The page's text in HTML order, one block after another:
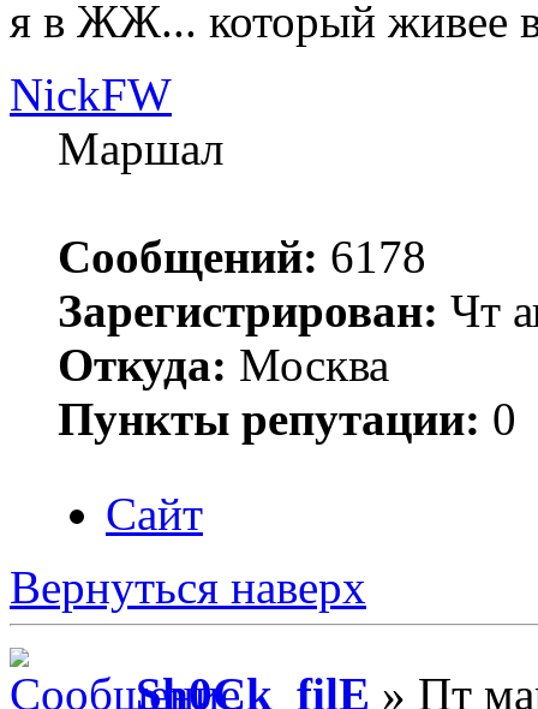
я в ЖЖ... который живее
NickFW
Маршал
Сообщений: 6178
Зарегистрирован: Чт
Откуда: Москва
Пункты репутации: 0
Сайт
Вернуться наверх
Sh0Ck_filE » Пт